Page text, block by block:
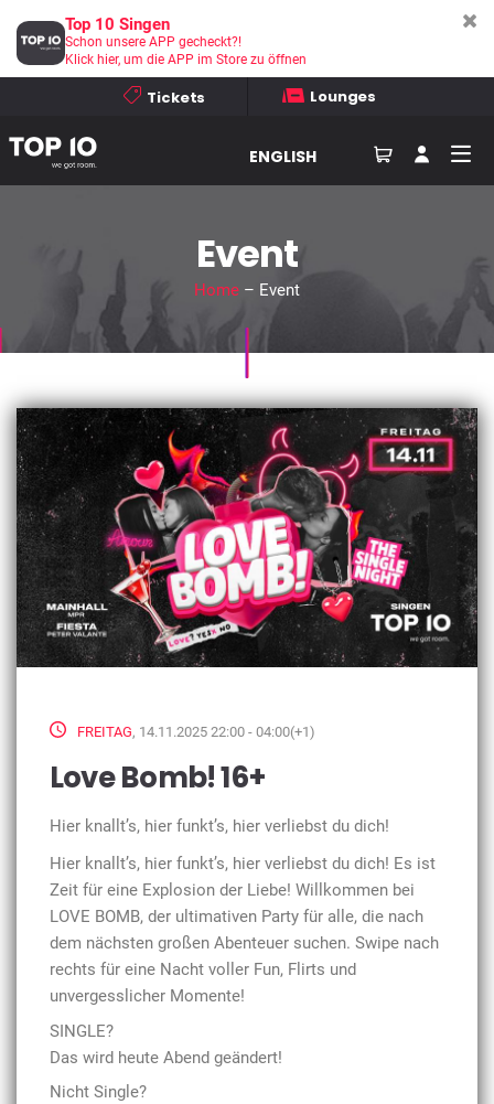
Tickets Lounges
ENGLISH
Event
Home – Event
FREITAG, 14.11.2025 22:00 - 04:00(+1)
Love Bomb! 16+
Hier knallt’s, hier funkt’s, hier verliebst du dich!
Hier knallt’s, hier funkt’s, hier verliebst du dich! Es ist
Zeit für eine Explosion der Liebe! Willkommen bei
LOVE BOMB, der ultimativen Party für alle, die nach
dem nächsten großen Abenteuer suchen. Swipe nach
rechts für eine Nacht voller Fun, Flirts und
unvergesslicher Momente!
SINGLE?
Das wird heute Abend geändert!
Nicht Single?
Top 10 Singen
Schon unsere APP gecheckt?!
Klick hier, um die APP im Store zu öffnen